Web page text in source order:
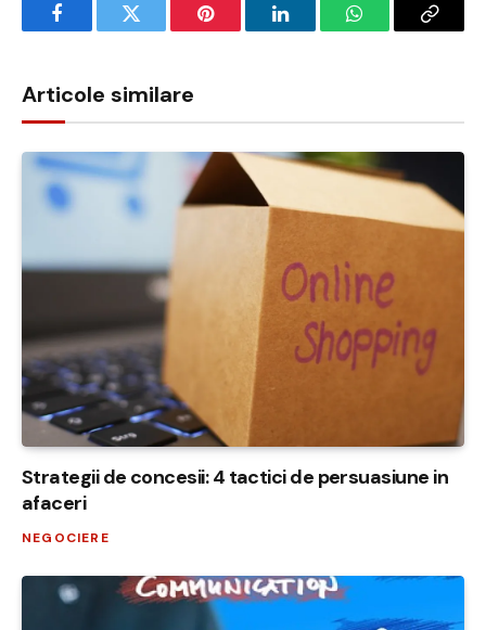
FacebookTwitter Pinterest LinkedInWhatsAppCopy
Articole similare
Strategii de concesii: 4 tactici de persuasiune in
afaceri
NEGOCIERE